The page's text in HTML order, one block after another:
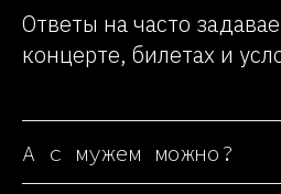
Ответы на часто
концерте, билетах и
А с мужем можно?